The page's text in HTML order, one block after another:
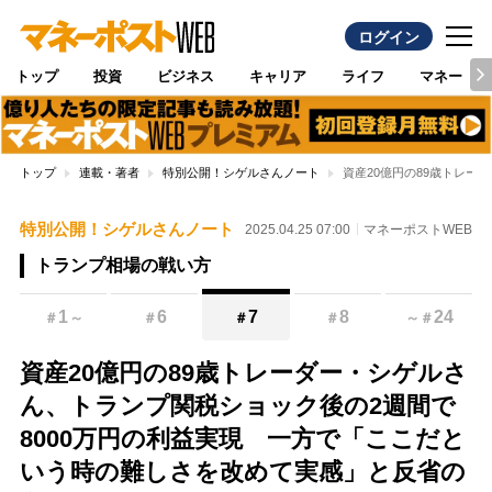
ログイン
トップ 投資 ビジネス キャリア ライフ マネー
トップ 連載・著者 特別公開！シゲルさんノート 資産20億円の89歳トレー
特別公開！シゲルさんノート 2025.04.25 07:00 マネーポストWEB
トランプ相場の戦い方
＃ 1 ～ ＃6 ＃7 ＃8 ～ ＃24
資産20億円の89歳トレーダー・シゲルさ
ん、トランプ関税ショック後の2週間で
8000万円の利益実現 一方で「ここだと
いう時の難しさを改めて実感」と反省の